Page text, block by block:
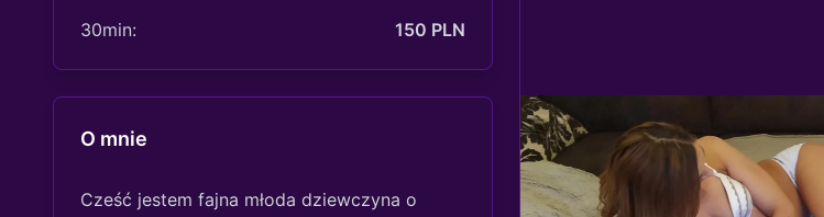
30min:
150 PLN
O mnie
Cześć jestem fajna młoda dziewczyna o